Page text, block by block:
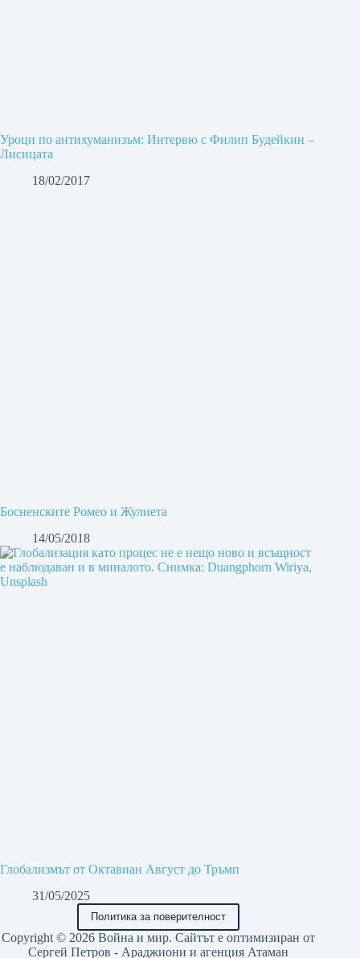
Уроци по антихуманизъм: Интервю с Филип Будейкин –
Лисицата
18/02/2017
Босненските Ромео и Жулиета
14/05/2018
Глобализмът от Октавиан Август до Тръмп
31/05/2025
Политика за поверителност
Copyright © 2026 Война и мир. Сайтът е оптимизиран от
Сергей Петров - Араджиони и агенция Атаман